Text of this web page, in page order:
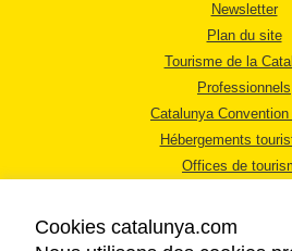
Newsletter
Plan du site
Tourisme de la
Professionnels
Catalunya Convention
Hébergements
Offices de
Cookies catalunya.com